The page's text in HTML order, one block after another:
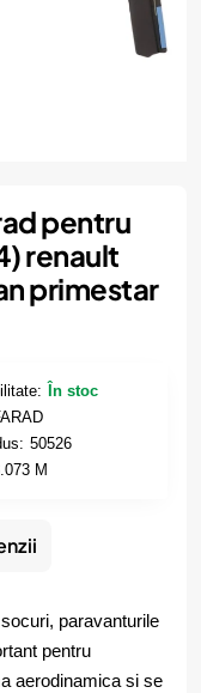
pentru
renault
primestar
În stoc
50526
M
paravanturile
pentru
aerodinamica si se